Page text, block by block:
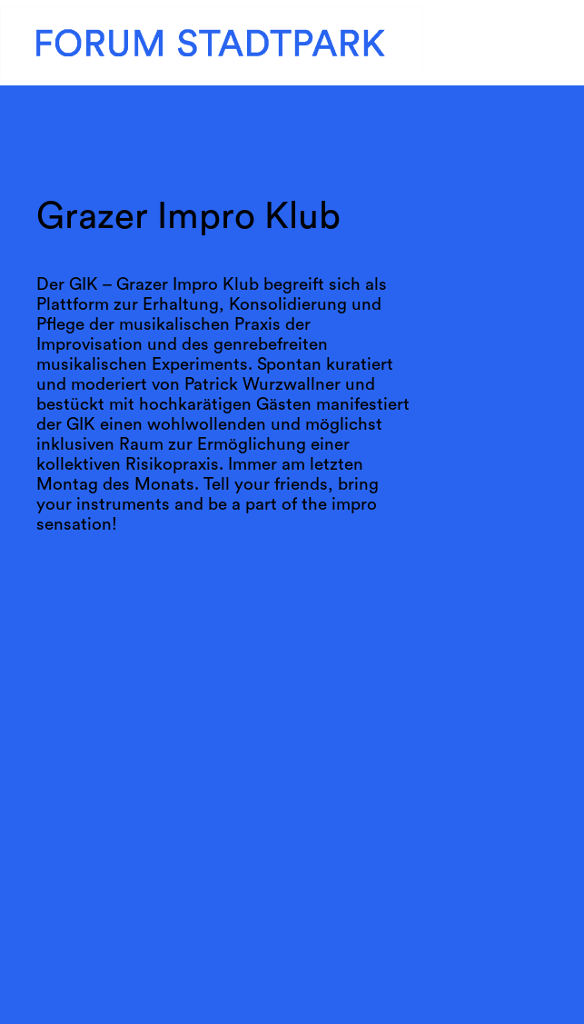
Grazer Impro Klub
Der GIK – Grazer Impro Klub begreift sich als
Plattform zur Erhaltung, Konsolidierung und
Pflege der musikalischen Praxis der
Improvisation und des genrebefreiten
musikalischen Experiments. Spontan kuratiert
und moderiert von Patrick Wurzwallner und
bestückt mit hochkarätigen Gästen manifestiert
der GIK einen wohlwollenden und möglichst
inklusiven Raum zur Ermöglichung einer
kollektiven Risikopraxis. Immer am letzten
Montag des Monats. Tell your friends, bring
your instruments and be a part of the impro
sensation!